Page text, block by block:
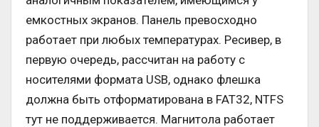
емкостных экранов. Панель превосходно
работает при любых температурах. Ресивер, в
первую очередь, рассчитан на работу с
носителями формата USB, однако флешка
должна быть отформатирована в FAT32, NTFS
тут не поддерживается. Магнитола работает